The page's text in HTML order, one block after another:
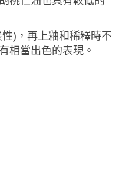
)，再上釉和稀釋時不
相當出色的表現。